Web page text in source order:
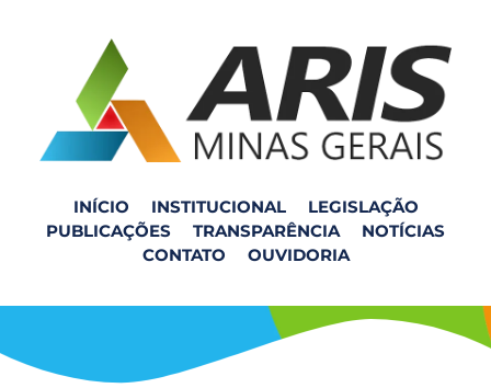
INÍCIO INSTITUCIONAL
LEGISLAÇÃO
PUBLICAÇÕES
TRANSPARÊNCIA
NOTÍCIAS
CONTATO
OUVIDORIA
Reunião com o Município